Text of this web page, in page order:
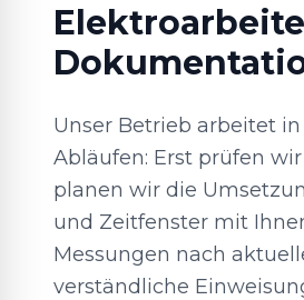
Unser Betrieb arbeitet
Abläufen: Erst prüfen
planen wir die
und Zeitfenster mit
Messungen nach
verständliche